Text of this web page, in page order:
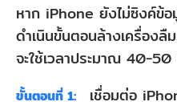
หาก iPhone ยังไม่ซิงค์ข้
ดำเนินขั้นตอนล้างเครื่อง
จะใช้เวลาประมาณ 40-
ขั้นตอนที่ 1: เชื่อมต่อ